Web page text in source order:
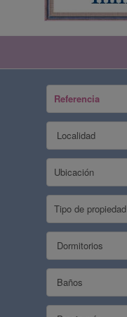
Ubicación
Tipo de propiedad